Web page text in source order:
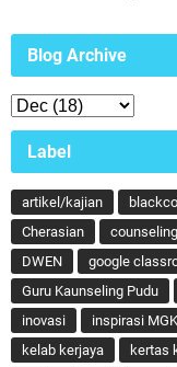
Blog Archive
Label
artikel/kajian
Cherasian
DWEN
google
Guru Kaunseling Pudu
inovasi
inspirasi
kelab kerjaya
kertas